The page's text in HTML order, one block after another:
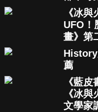
《冰
UFO！
畫》第
History
薦
《藍
《冰
文學家